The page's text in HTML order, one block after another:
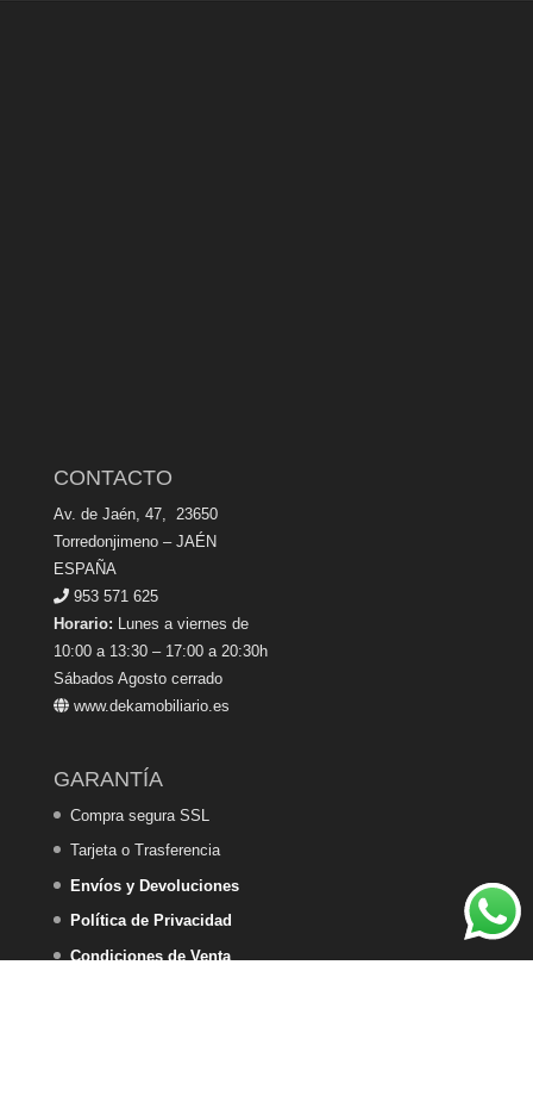
CONTACTO
Av. de Jaén, 47, 23650
Torredonjimeno – JAÉN
ESPAÑA
953 571 625
Horario: Lunes a viernes de
10:00 a 13:30 – 17:00 a 20:30h
Sábados Agosto cerrado
www.dekamobiliario.es
GARANTÍA
Compra segura SSL
Tarjeta o Trasferencia
Envíos y Devoluciones
Política de Privacidad
Condiciones de Venta